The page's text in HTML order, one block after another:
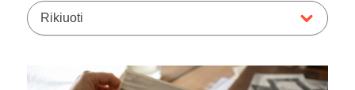
Rikiuoti